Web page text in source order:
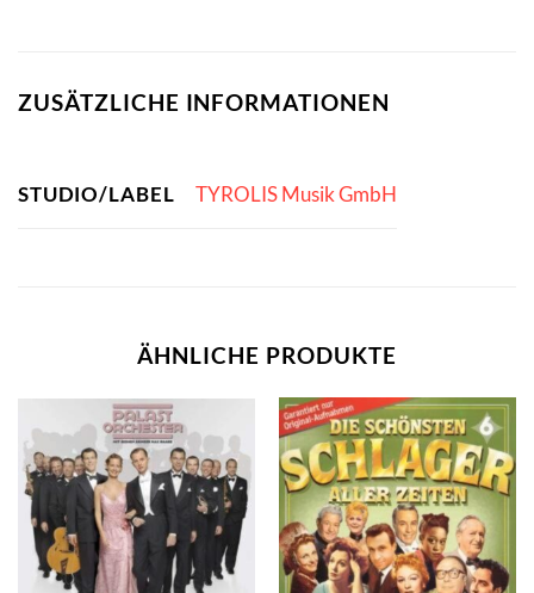
ZUSÄTZLICHE INFORMATIONEN
STUDIO/LABEL TYROLIS Musik GmbH
ÄHNLICHE PRODUKTE